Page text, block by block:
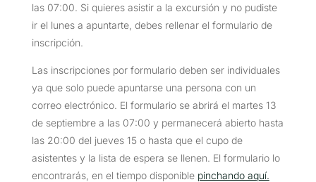
las 07:00. Si quieres asistir a la excursión y no pudiste
ir el lunes a apuntarte, debes rellenar el formulario de
inscripción.
Las inscripciones por formulario deben ser individuales
ya que solo puede apuntarse una persona con un
correo electrónico. El formulario se abrirá el martes 13
de septiembre a las 07:00 y permanecerá abierto hasta
las 20:00 del jueves 15 o hasta que el cupo de
asistentes y la lista de espera se llenen. El formulario lo
encontrarás, en el tiempo disponible pinchando aquí.